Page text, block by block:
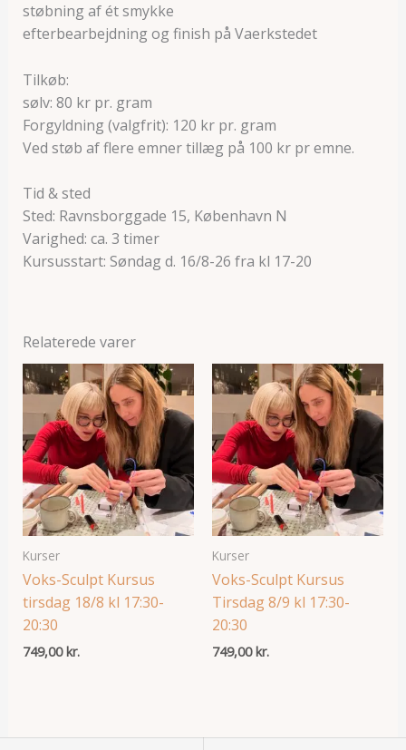
støbning af ét smykke
efterbearbejdning og finish på Vaerkstedet
Tilkøb:
sølv: 80 kr pr. gram
Forgyldning (valgfrit): 120 kr pr. gram
Ved støb af flere emner tillæg på 100 kr pr emne.
Tid & sted
Sted: Ravnsborggade 15, København N
Varighed: ca. 3 timer
Kursusstart: Søndag d. 16/8-26 fra kl 17-20
Relaterede varer
Kurser
Voks-Sculpt Kursus
tirsdag 18/8 kl 17:30-
20:30
749,00 kr.
Kurser
Voks-Sculpt Kursus
Tirsdag 8/9 kl 17:30-
20:30
749,00 kr.